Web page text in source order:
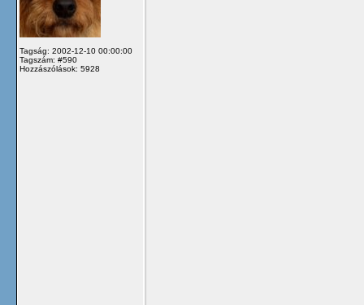
Tagság: 2002-12-10 00:00:00
Tagszám: #590
Hozzászólások: 5928